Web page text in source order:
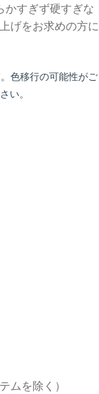
かすぎず硬すぎな
げをお求めの方に
色移行の可能性がご
い。
を除く）